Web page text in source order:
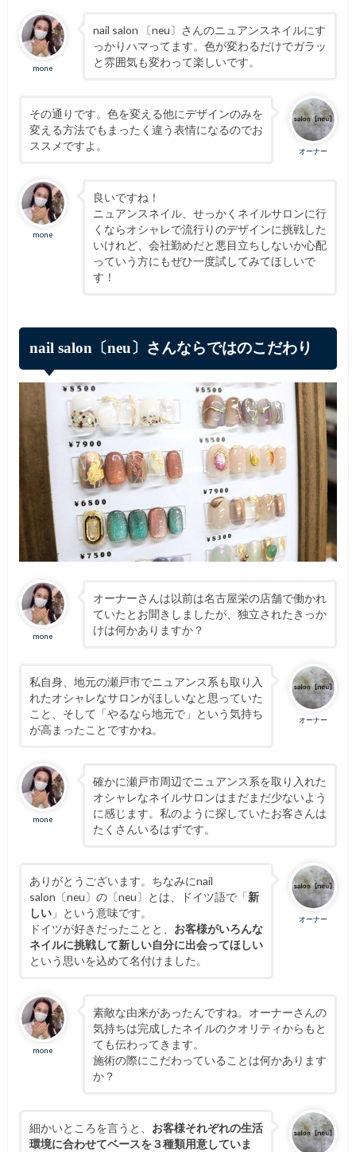
mone
nail salon 〔neu〕さんのニュアンスネイルにす
っかりハマってます。色が変わるだけでガラッ
と雰囲気も変わって楽しいです。
オーナー
その通りです。色を変える他にデザインのみを
変える方法でもまったく違う表情になるのでお
ススメですよ。
mone
良いですね！
ニュアンスネイル、せっかくネイルサロンに行
くならオシャレで流行りのデザインに挑戦した
いけれど、会社勤めだと悪目立ちしないか心配
っていう方にもぜひ一度試してみてほしいで
す！
nail salon〔neu〕さんならではのこだわり
mone
オーナーさんは以前は名古屋栄の店舗で働かれ
ていたとお聞きしましたが、独立されたきっか
けは何かありますか？
オーナー
私自身、地元の瀬戸市でニュアンス系も取り入
れたオシャレなサロンがほしいなと思っていた
こと、そして「やるなら地元で」という気持ち
が高まったことですかね。
mone
確かに瀬戸市周辺でニュアンス系を取り入れた
オシャレなネイルサロンはまだまだ少ないよう
に感じます。私のように探していたお客さんは
たくさんいるはずです。
オーナー
ありがとうございます。ちなみにnail
salon〔neu〕の〔neu〕とは、ドイツ語で「新
しい」という意味です。
ドイツが好きだったことと、 お客様がいろんな
ネイルに挑戦して新しい自分に出会ってほしい
という思いを込めて名付けました。
mone
素敵な由来があったんですね。オーナーさんの
気持ちは完成したネイルのクオリティからもと
ても伝わってきます。
施術の際にこだわっていることは何かあります
か？
細かいところを言うと、 お客様それぞれの生活
環境に合わせてベースを３種類用意していま